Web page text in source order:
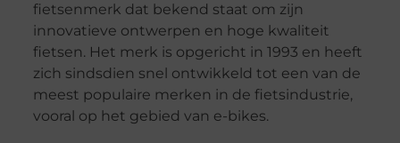
fietsenmerk dat bekend staat om zijn
innovatieve ontwerpen en hoge kwaliteit
fietsen. Het merk is opgericht in 1993 en heeft
zich sindsdien snel ontwikkeld tot een van de
meest populaire merken in de fietsindustrie,
vooral op het gebied van e-bikes.